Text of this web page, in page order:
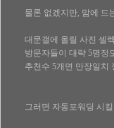
물론 없겠지만, 맘에 드
대문갤에 올릴 사진 셀
방문자들이 대략 5명정
추천수 5개면 만장일치
그러면 자동포워딩 시